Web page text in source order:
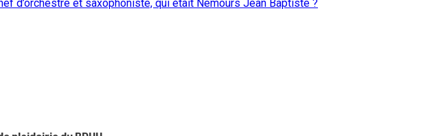
d’orchestre et saxophoniste, qui était Nemours Jean Baptiste ?